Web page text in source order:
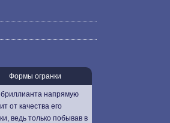
Формы огранки
напрямую
от качества его
ведь только побывав в